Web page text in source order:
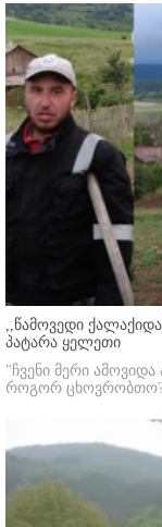
,,წამოვედი
პატარა ყელეთი
"ჩვენი მერი
როგორ ცხოვრობთო?